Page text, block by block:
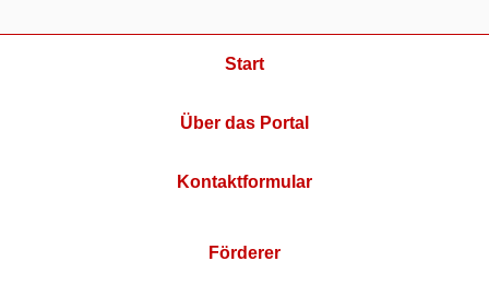
Start
Über das Portal
Kontaktformular
Förderer